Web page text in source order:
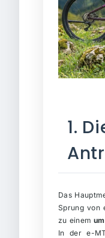
1.
Das
Sprung von
zu einem
In der e-